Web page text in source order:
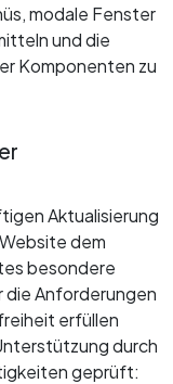
modale Fenster
und die
Komponenten zu
Aktualisierung
dem
besondere
die Anforderungen
erfüllen
durch
geprüft: